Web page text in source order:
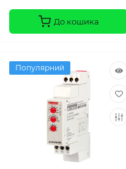
До кошика
Популярний